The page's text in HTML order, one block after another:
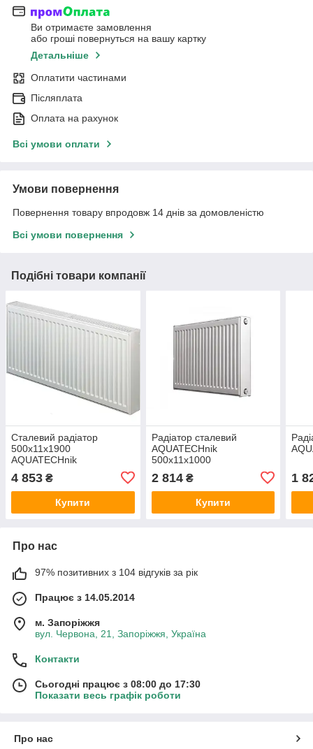
Ви отримаєте замовлення
або гроші повернуться на вашу картку
Детальніше
Оплатити частинами
Післяплата
Оплата на рахунок
Всі умови оплати
Умови повернення
Повернення товару впродовж 14 днів за домовленістю
Всі умови повернення
Подібні товари компанії
Сталевий радіатор
500x11x1900
AQUATECHnik
4 853 ₴
Купити
Радіатор сталевий
AQUATECHnik
500x11x1000
2 814₴
Купити
1
Про нас
97% позитивних з 104 відгуків за рік
Працює з 14.05.2014
м. Запоріжжя
вул. Червона, 21, Запоріжжя, Україна
Контакти
Сьогодні працює з 08:00 до 17:30
Показати весь графік роботи
Про нас